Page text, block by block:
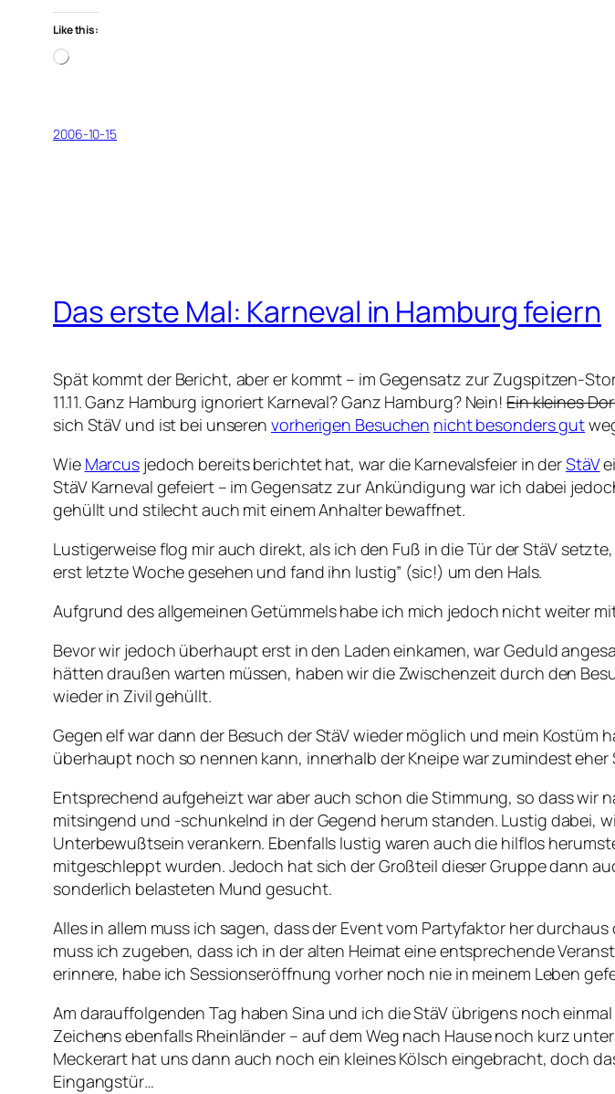
Like this:
Loading…
2006-10-15
Das erste Mal: Karneval in Hamburg feiern
Spät kommt der Bericht, aber er kommt – im Gegensatz zur Zugspitzen-
11.11. Ganz Hamburg ignoriert Karneval? Ganz Hamburg? Nein! Ein kleines
sich StäV und ist bei unseren vorherigen Besuchen nicht besonders gut
Wie Marcus jedoch bereits berichtet hat, war die Karnevalsfeier in derStäV
StäV Karneval gefeiert – im Gegensatz zur Ankündigung war ich dabei
gehüllt und stilecht auch mit einem Anhalter bewaffnet.
Lustigerweise flog mir auch direkt, als ich den Fuß in die Tür der StäV
erst letzte Woche gesehen und fand ihn lustig” (sic!) um den Hals.
Aufgrund des allgemeinen Getümmels habe ich mich jedoch nicht weiter
Bevor wir jedoch überhaupt erst in den Laden einkamen, war Geduld
hätten draußen warten müssen, haben wir die Zwischenzeit durch den
wieder in Zivil gehüllt.
Gegen elf war dann der Besuch der StäV wieder möglich und mein
überhaupt noch so nennen kann, innerhalb der Kneipe war zumindest eher
Entsprechend aufgeheizt war aber auch schon die Stimmung, so dass wir
mitsingend und -schunkelnd in der Gegend herum standen. Lustig dabei,
Unterbewußtsein verankern. Ebenfalls lustig waren auch die hilflos
mitgeschleppt wurden. Jedoch hat sich der Großteil dieser Gruppe dann
sonderlich belasteten Mund gesucht.
Alles in allem muss ich sagen, dass der Event vom Partyfaktor her
muss ich zugeben, dass ich in der alten Heimat eine entsprechende
erinnere, habe ich Sessionseröffnung vorher noch nie in meinem Leben
Am darauffolgenden Tag haben Sina und ich die StäV übrigens noch
Zeichens ebenfalls Rheinländer – auf dem Weg nach Hause noch kurz
Meckerart hat uns dann auch noch ein kleines Kölsch eingebracht, doch
Eingangstür…